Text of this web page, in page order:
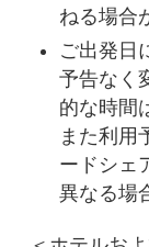
ねる場合
ご出発日
予告なく
的な時間
また利用
ードシェ
異なる場